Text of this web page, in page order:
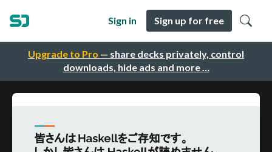
Upgrade to Pro — share decks privately, control
downloads, hide ads and more …
Sign in Sign up for free